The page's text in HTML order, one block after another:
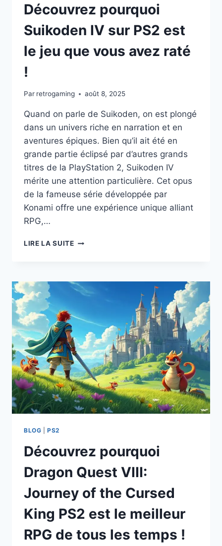
Découvrez pourquoi
Suikoden IV sur PS2 est
le jeu que vous avez raté
!
Par retrogaming août 8, 2025
Quand on parle de Suikoden, on est plongé
dans un univers riche en narration et en
aventures épiques. Bien qu’il ait été en
grande partie éclipsé par d’autres grands
titres de la PlayStation 2, Suikoden IV
mérite une attention particulière. Cet opus
de la fameuse série développée par
Konami offre une expérience unique alliant
RPG,…
LIRE LA SUITEDÉCOUVREZ
SUR
PS2
LE
JEU
QUE
VOUS
AVEZ
RATÉ
!
BLOG |PS2
Découvrez pourquoi
Dragon Quest VIII:
Journey of the Cursed
King PS2 est le meilleur
RPG de tous les temps !